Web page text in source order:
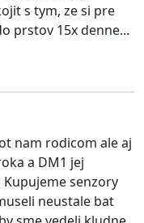
s tym, ze si pre
prstov 15x denne...
nam rodicom ale aj
a DM1 jej
senzory
neustale bat